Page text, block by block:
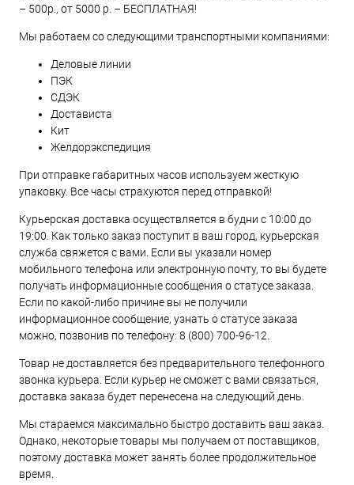
– 500р., от 5000 р. – БЕСПЛАТНАЯ!
Мы работаем со следующими транспортными компаниями:
Деловые линии
ПЭК
СДЭК
Достависта
Кит
Желдорэкспедиция
При отправке габаритных часов используем жесткую
упаковку. Все часы страхуются перед отправкой!
Курьерская доставка осуществляется в будни с 10:00 до
19:00. Как только заказ поступит в ваш город, курьерская
служба свяжется с вами. Если вы указали номер
мобильного телефона или электронную почту, то вы будете
получать информационные сообщения о статусе заказа.
Если по какой-либо причине вы не получили
информационное сообщение, узнать о статусе заказа
можно, позвонив по телефону: 8 (800) 700-96-12.
Товар не доставляется без предварительного телефонного
звонка курьера. Если курьер не сможет с вами связаться,
доставка заказа будет перенесена на следующий день.
Мы стараемся максимально быстро доставить ваш заказ.
Однако, некоторые товары мы получаем от поставщиков,
поэтому доставка может занять более продолжительное
время.